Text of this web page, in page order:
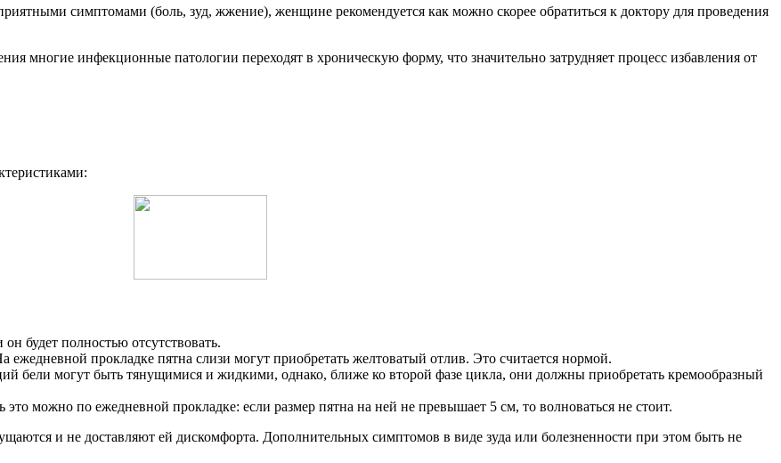
симптомами (боль, зуд, жжение), женщине рекомендуется как можно скорее обратиться к доктору для проведения
многие инфекционные патологии переходят в хроническую форму, что значительно затрудняет процесс избавления от
будет полностью отсутствовать.
прокладке пятна слизи могут приобретать желтоватый отлив. Это считается нормой.
бели могут быть тянущимися и жидкими, однако, ближе ко второй фазе цикла, они должны приобретать кремообразный
можно по ежедневной прокладке: если размер пятна на ней не превышает 5 см, то волноваться не стоит.
и не доставляют ей дискомфорта. Дополнительных симптомов в виде зуда или болезненности при этом быть не